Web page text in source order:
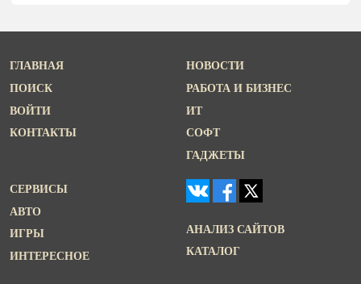
ГЛАВНАЯ
ПОИСК
ВОЙТИ
КОНТАКТЫ
НОВОСТИ
РАБОТА И БИЗНЕС
ИТ
СОФТ
ГАДЖЕТЫ
СЕРВИСЫ
АВТО
ИГРЫ
ИНТЕРЕСНОЕ
АНАЛИЗ САЙТОВ
КАТАЛОГ